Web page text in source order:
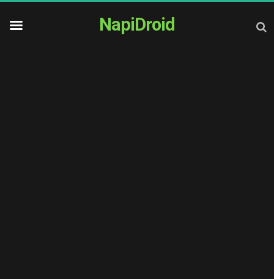
NapiDroid